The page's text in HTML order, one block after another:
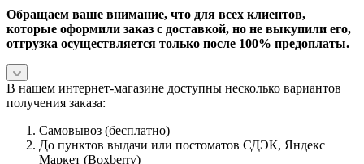
Обращаем ваше внимание, что для всех клиентов,
которые оформили заказ с доставкой, но не выкупили его,
отгрузка осуществляется только после 100% предоплаты.
В нашем интернет-магазине доступны несколько вариантов
получения заказа:
Самовывоз (бесплатно)
До пунктов выдачи или постоматов СДЭК, Яндекс
Маркет (Boxberry)